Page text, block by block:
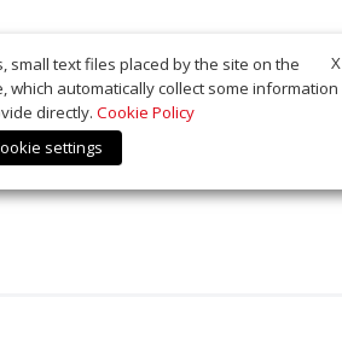
X
small text files placed by the site on the
which automatically collect some information
directly. Cookie Policy
settings